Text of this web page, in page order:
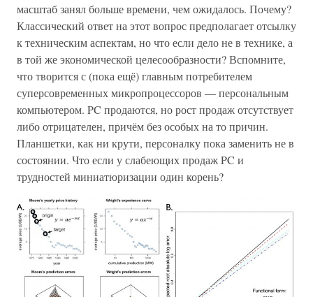
масштаб занял больше времени, чем ожидалось. Почему?
Классический ответ на этот вопрос предполагает отсылку
к техническим аспектам, но что если дело не в технике, а
в той же экономической целесообразности? Вспомните,
что творится с (пока ещё) главным потребителем
суперсовременных микропроцессоров — персональным
компьютером. PC продаются, но рост продаж отсутствует
либо отрицателен, причём без особых на то причин.
Планшетки, как ни крути, персоналку пока заменить не в
состоянии. Что если у слабеющих продаж PC и
трудностей миниатюризации один корень?